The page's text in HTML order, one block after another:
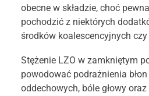
obecne w składzie, choć
pochodzić z niektórych
środków koalescencyjnych
Stężenie LZO w zamkniętym
powodować podrażnienia
oddechowych, bóle głowy